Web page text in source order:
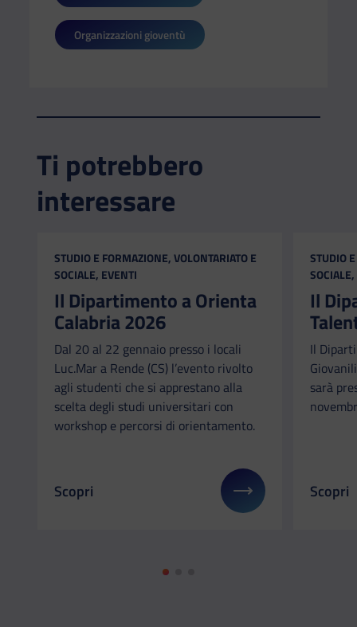
Organizzazioni gioventù
Ti potrebbero
interessare
CATEGORIA:
STUDIO E FORMAZIONE, VOLONTARIATO E
SOCIALE, EVENTI
Il Dipartimento a Orienta
Calabria 2026
Dal 20 al 22 gennaio presso i locali
Luc.Mar a Rende (CS) l’evento rivolto
agli studenti che si apprestano alla
scelta degli studi universitari con
workshop e percorsi di orientamento.
Il link ti porterà ad avere maggiori dettagli su: Il
Scopri
STUDIO
Il
Il
sarà
Il link
Scopri